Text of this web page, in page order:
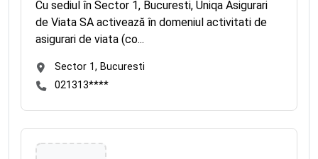
Cu sediul în Sector 1, Bucuresti, Uniqa Asigurari
de Viata SA activează în domeniul activitati de
asigurari de viata (co...
Sector 1, Bucuresti
021313****